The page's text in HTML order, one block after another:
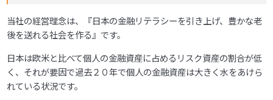
当社の経営理念は、『日本の金融リテラシーを引き上げ、豊かな老
後を送れる社会を作る』です。
日本は欧米と比べて個人の金融資産に占めるリスク資産の割合が低
く、それが要因で過去２０年で個人の金融資産は大きく水をあけら
れている状況です。